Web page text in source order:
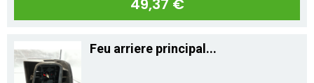
49,37 €
Feu arriere principal...